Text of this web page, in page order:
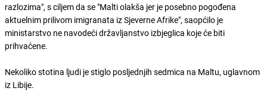
razlozima", s ciljem da se "Malti olakša jer je posebno pogođena
aktuelnim prilivom imigranata iz Sjeverne Afrike", saopćilo je
ministarstvo ne navodeći državljanstvo izbjeglica koje će biti
prihvaćene.
Nekoliko stotina ljudi je stiglo posljednjih sedmica na Maltu, uglavnom
iz Libije.